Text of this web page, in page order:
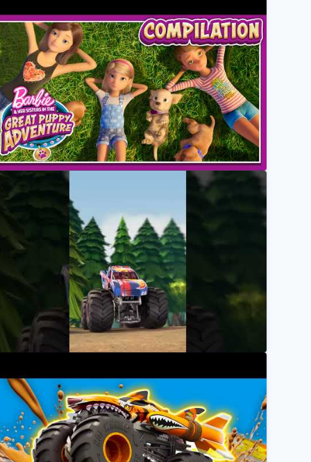
Sommer-Surfen mit Ken!! | Barbie Dream Besties |
Barbie Deutsch
Final Title Here] | Barbie Deutsch
Barbie Deutsch
Ace Goes for His Greatest Challenge Yet! #shorts
Hot Wheels